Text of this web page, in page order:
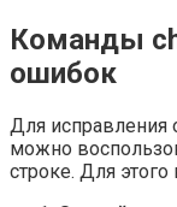
Команды
ошибок
Для
можно
строке. Для